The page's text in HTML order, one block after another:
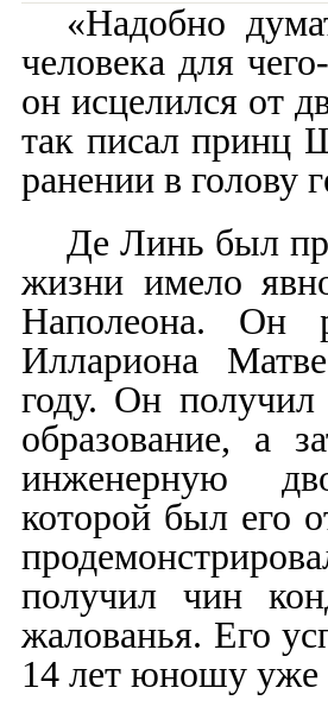
«Надобно
человека для
он исцелился от
так писал принц
ранении в голову
Де Линь был
жизни имело
Наполеона. Он
Иллариона
году. Он
образование, а
инженерную
которой был его
получил чин
жалованья. Его
14 лет юношу уже